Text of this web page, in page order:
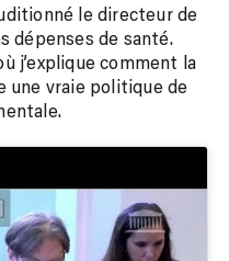
le directeur de
dépenses de santé.
j’explique comment la
une vraie politique de